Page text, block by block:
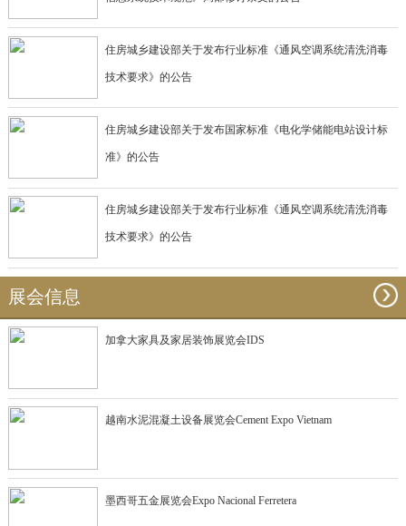
住房城乡建设部关于发布行业标准《通风空调系统清洗消毒
技术要求》的公告
住房城乡建设部关于发布国家标准《电化学储能电站设计标
准》的公告
住房城乡建设部关于发布行业标准《通风空调系统清洗消毒
技术要求》的公告
展会信息
加拿大家具及家居装饰展览会IDS
越南水泥混凝土设备展览会Cement Expo Vietnam
墨西哥五金展览会Expo Nacional Ferretera